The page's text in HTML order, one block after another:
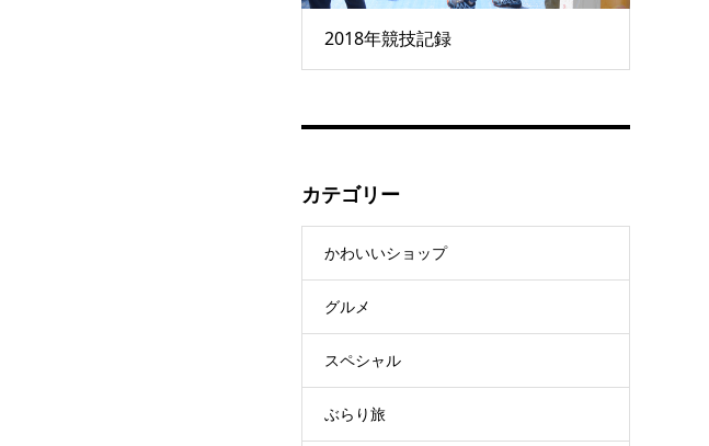
2018年競技記録
カテゴリー
かわいいショップ
グルメ
スペシャル
ぶらり旅